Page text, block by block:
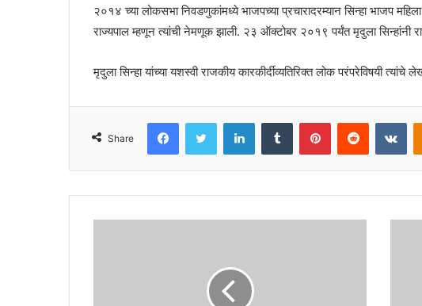
२०१४ च्या लोकसभा निवडणुकांमध्ये भाजपच्या प्रचारादरम्यान सिन्हा भाजप महिला
राज्यपाल म्हणून त्यांची नेमणूक झाली. २३ ऑक्टोबर २०१९ पर्यंत मृदुला सिन्हांनी
मृदुला सिन्हा यांच्या यशस्वी राजकीय कारकीर्दीव्यतिरिक्त लोक परंपरेविषयी त्यांचे
Share
FacebookTwitter LinkedInTumblr PinterestReddit